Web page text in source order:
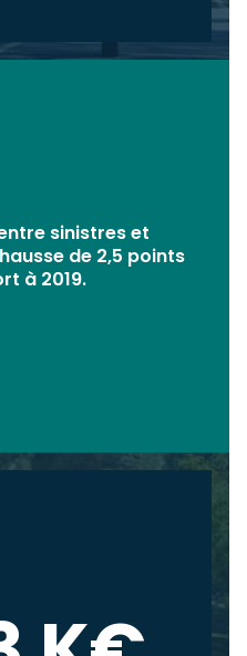
sinistres et
de 2,5 points
à 2019.